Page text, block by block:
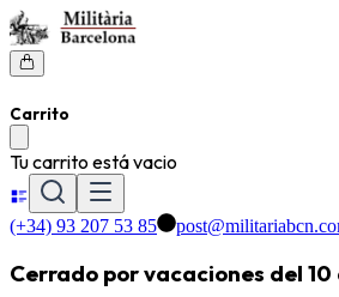
Carrito
Tu carrito está vacio
(+34) 93 207 53 85
Cerrado por vacaciones del